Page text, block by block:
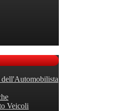
dell'Automobilista
Veicoli